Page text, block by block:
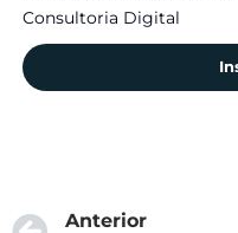
Consultoria Digital
Anterior